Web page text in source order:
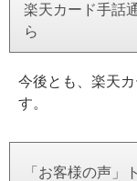
楽天カード手話
ら
今後とも、楽天
す。
「お客様の声」